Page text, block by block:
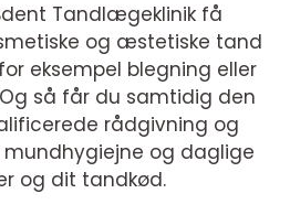
Tandlægeklinik få
og æstetiske tand
eksempel blegning eller
så får du samtidig den
rådgivning og
og daglige
og dit tandkød.